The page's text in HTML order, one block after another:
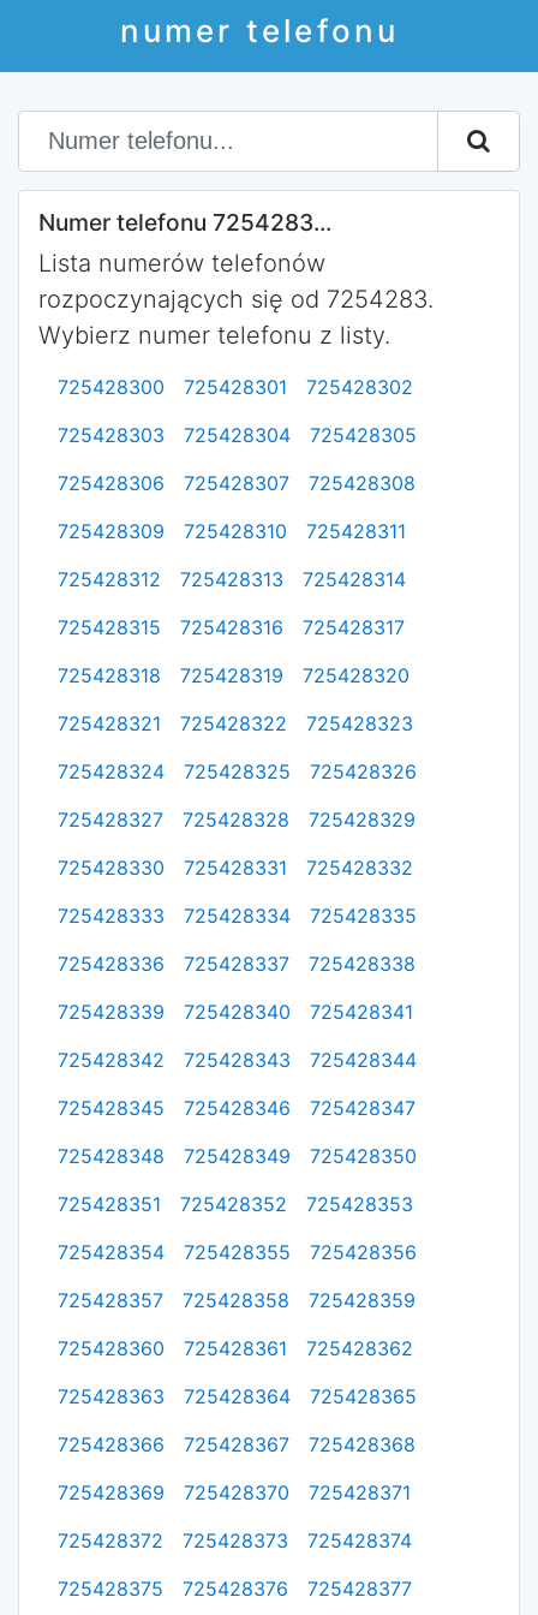
numer telefonu
Numer telefonu 7254283...
Lista numerów telefonów
rozpoczynających się od 7254283.
Wybierz numer telefonu z listy.
725428300 725428301
725428302
725428303
725428304
725428305
725428306
725428307
725428308
725428309
725428310
725428311
725428312
725428313
725428314
725428315
725428316
725428317
725428318
725428319
725428320
725428321
725428322
725428323
725428324
725428325
725428326
725428327
725428328
725428329
725428330
725428331
725428332
725428333
725428334
725428335
725428336
725428337
725428338
725428339
725428340
725428341
725428342
725428343
725428344
725428345
725428346
725428347
725428348
725428349
725428350
725428351
725428352
725428353
725428354
725428355
725428356
725428357
725428358
725428359
725428360
725428361
725428362
725428363
725428364
725428365
725428366
725428367
725428368
725428369
725428370
725428371
725428372
725428373
725428374
725428375
725428376 725428377